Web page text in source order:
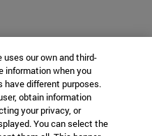
our own and third-
information when you
have different purposes.
obtain information
your privacy, or
You can select the